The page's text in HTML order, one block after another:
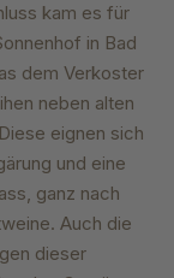
kam es für
in Bad
dem Verkoster
neben alten
eignen sich
und eine
ganz nach
Auch die
dieser